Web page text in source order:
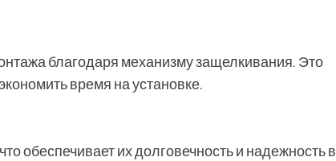
благодаря механизму защелкивания. Это
время на установке.
обеспечивает их долговечность и надежность в